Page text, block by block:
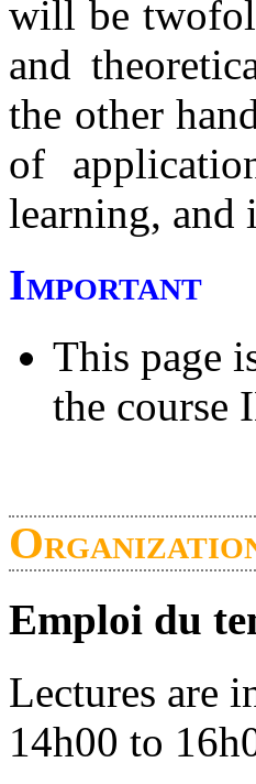
will be
and
the other
of
learning, and
Important
This page
the course
Emploi du
Lectures are
14h00 to